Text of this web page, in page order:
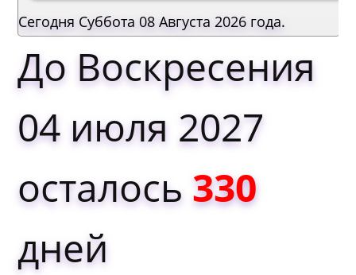
Сегодня Суббота 08 Августа 2026 года.
До Воскресения
04 июля 2027
осталось 330
дней